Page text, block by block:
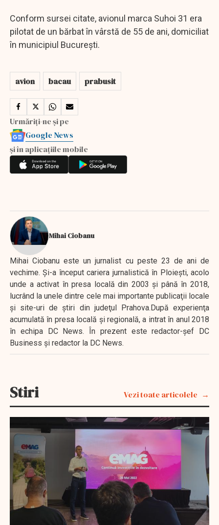
Conform sursei citate, avionul marca Suhoi 31 era
pilotat de un bărbat în vârstă de 55 de ani, domiciliat
în municipiul Bucureşti.
avion bacau prabusit
Urmăriți-ne și pe
Google News
și în aplicațiile mobile
Mihai Ciobanu
Mihai Ciobanu este un jurnalist cu peste 23 de ani de
vechime. Şi-a început cariera jurnalistică în Ploieşti, acolo
unde a activat în presa locală din 2003 şi până în 2018,
lucrând la unele dintre cele mai importante publicaţii locale
şi site-uri de ştiri din judeţul Prahova.După experienţa
acumulată în presa locală şi regională, a intrat în anul 2018
în echipa DC News. În prezent este redactor-şef DC
Business şi redactor la DC News.
Stiri Vezi toate articolele